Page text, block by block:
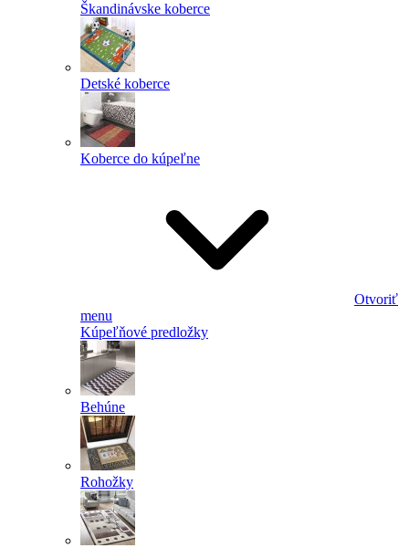
Škandinávske koberce
Detské koberce
Koberce do kúpeľne
Otvoriť
menu
Kúpeľňové predložky
Behúne
Rohožky